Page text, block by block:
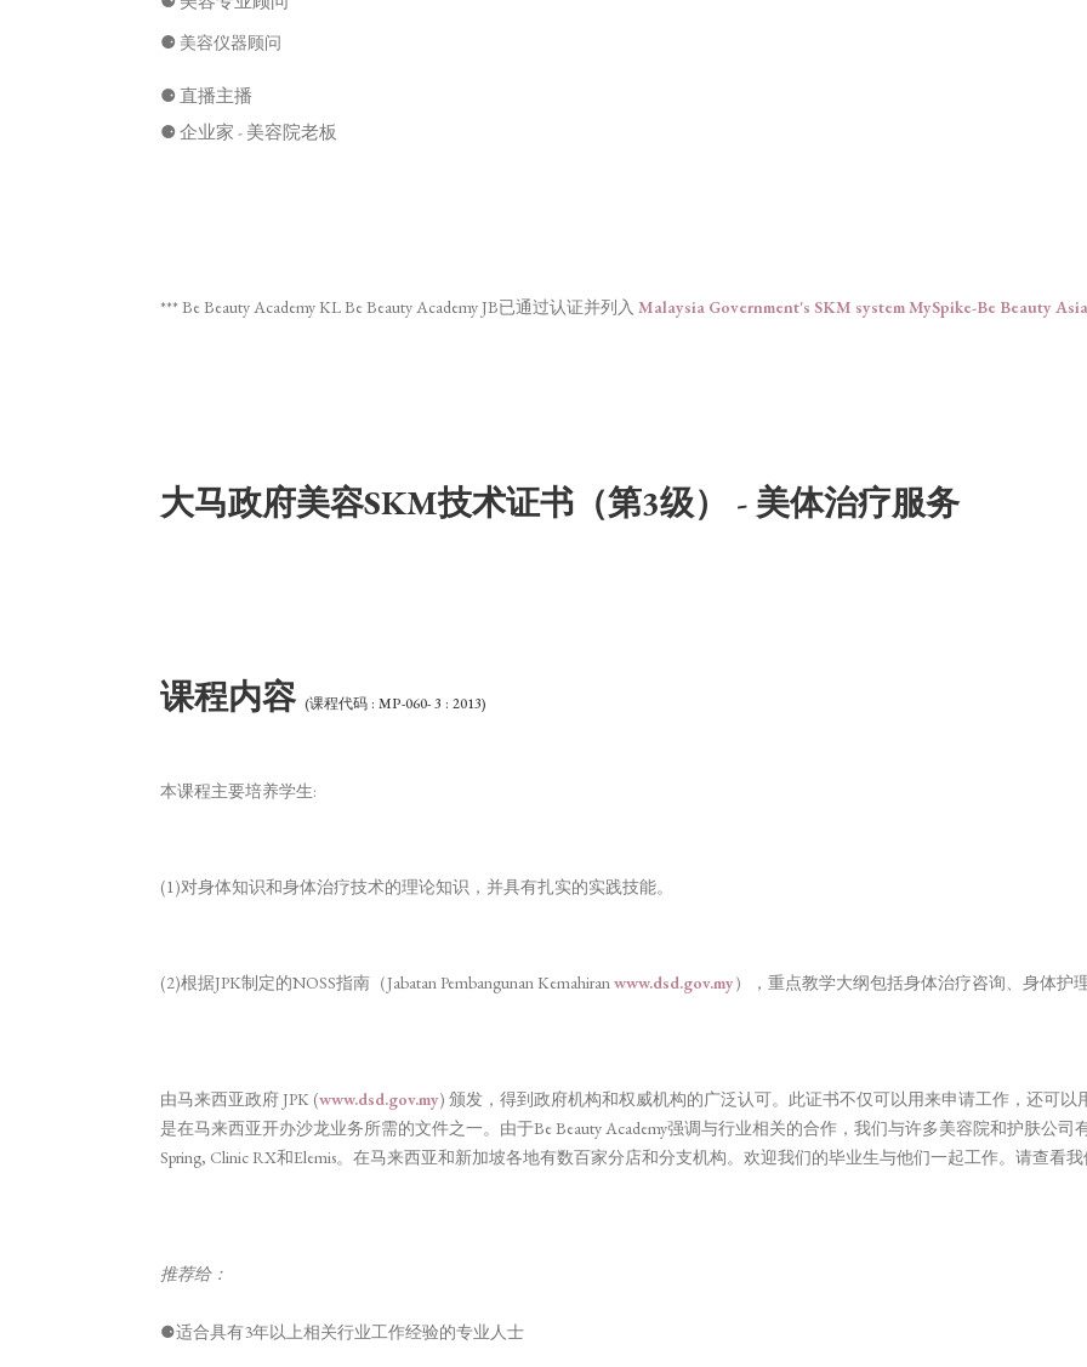
⚈ 美容仪器顾问
⚈ 直播主播
⚈ 企业家 - 美容院老板
*** Be Beauty Academy KL Be Beauty Academy JB已通过认证并列入 Malaysia Government's SKM system MySpike-Be Beauty
大马政府美容SKM技术证书（第3级） - 美体治疗服务
课程内容 (课程代码 : MP-060- 3 : 2013)
本课程主要培养学生:
(1)对身体知识和身体治疗技术的理论知识，并具有扎实的实践技能。
(2)根据JPK制定的NOSS指南（Jabatan Pembangunan Kemahiran www.dsd.gov.my），重点教学大纲包括身体治疗咨询、身体护
由马来西亚政府 JPK (www.dsd.gov.my) 颁发，得到政府机构和权威机构的广泛认可。此证书不仅可以用来申请工作，还可
是在马来西亚开办沙龙业务所需的文件之一。由于Be Beauty Academy强调与行业相关的合作，我们与许多美容院和护肤公司
Spring, Clinic RX和Elemis。在马来西亚和新加坡各地有数百家分店和分支机构。欢迎我们的毕业生与他们一起工作。请查看
推荐给：
⚈适合具有3年以上相关行业工作经验的专业人士